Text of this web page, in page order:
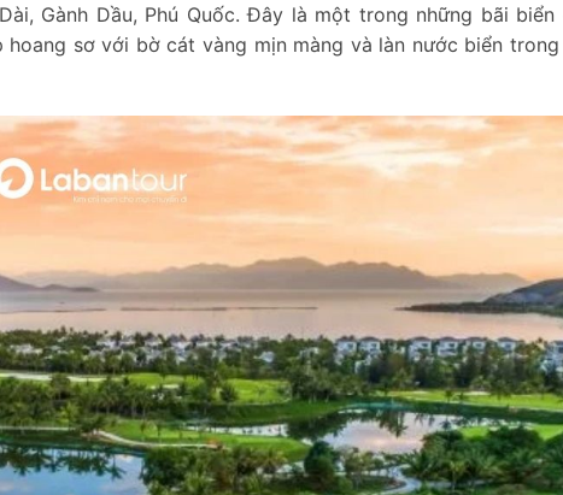
Gành Dầu, Phú Quốc. Đây là một trong những bãi biển
sơ với bờ cát vàng mịn màng và làn nước biển trong